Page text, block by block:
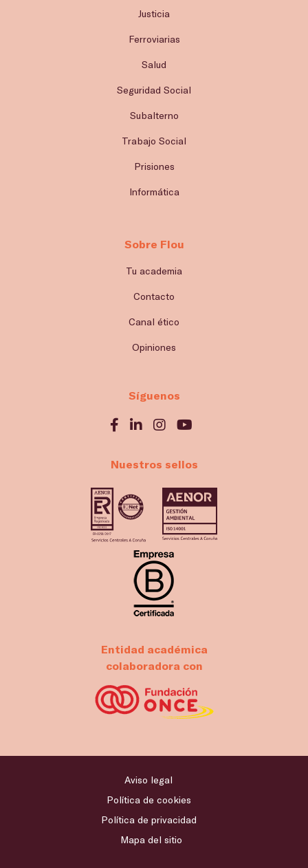
Justicia
Ferroviarias
Salud
Seguridad Social
Subalterno
Trabajo Social
Prisiones
Informática
Sobre Flou
Tu academia
Contacto
Canal ético
Opiniones
Síguenos
Nuestros sellos
Entidad académica
colaboradora con
Aviso legal
Política de cookies
Política de privacidad
Mapa del sitio